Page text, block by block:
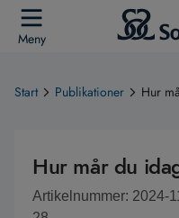
Meny
Start Publikationer Hur
Hur mår du
Artikelnummer: 2024-